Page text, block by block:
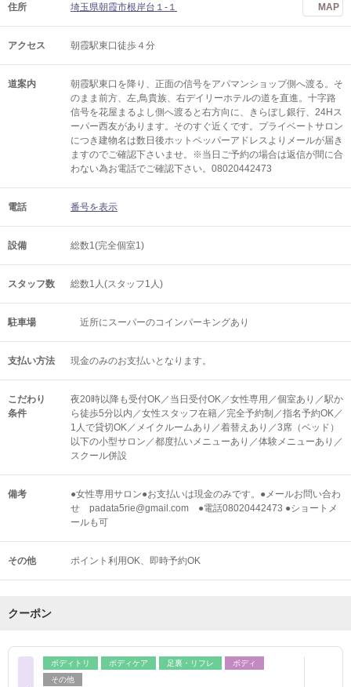
住所 埼玉県朝霞市根岸台１‐１ MAP
アクセス 朝霞駅東口徒歩４分
道案内
朝霞駅東口を降り、正面の信号をアパマンショップ側へ渡る。そ
のまま前方、左,鳥貴族、右デイリーホテルの道を直進。十字路
信号を花屋まるよし側へ渡ると右方向に、きらぼし銀行、24Hス
ーパー西友があります。そのすぐ近くです。プライベートサロン
につき建物名は数日後ホットペッパーアドレスよりメールが届き
ますのでご確認下さいませ。※当日ご予約の場合は返信が間に合
わない為お電話でご確認下さい。08020442473
電話 番号を表示
設備 総数1(完全個室1)
スタッフ数 総数1人(スタッフ1人)
駐車場 近所にスーパーのコインパーキングあり
支払い方法 現金のみのお支払いとなります。
こだわり
条件
夜20時以降も受付OK／当日受付OK／女性専用／個室あり／駅か
ら徒歩5分以内／女性スタッフ在籍／完全予約制／指名予約OK／
1人で貸切OK／メイクルームあり／着替えあり／3席（ベッド）
以下の小型サロン／都度払いメニューあり／体験メニューあり／
スクール併設
備考
●女性専用サロン●お支払いは現金のみです。●メールお問い合わ
せ padata5rie@gmail.com ●電話08020442473 ●ショートメ
ールも可
その他 ポイント利用OK 即時予約OK
クーポン
ボディトリ ボディケア 足裏・リフレ
ボディ
その他